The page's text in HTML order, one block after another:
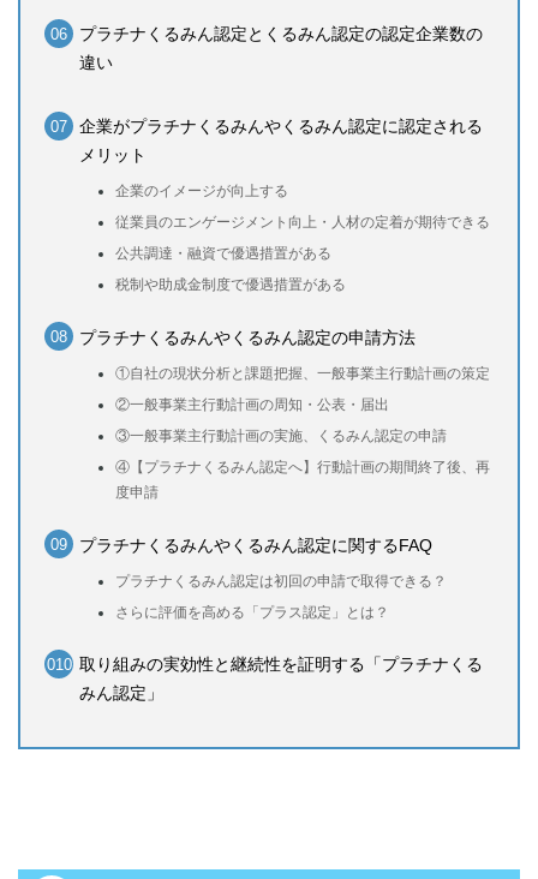
プラチナくるみん認定とくるみん認定の認定企業数の
違い
企業がプラチナくるみんやくるみん認定に認定される
メリット
企業のイメージが向上する
従業員のエンゲージメント向上・人材の定着が期待できる
公共調達・融資で優遇措置がある
税制や助成金制度で優遇措置がある
プラチナくるみんやくるみん認定の申請方法
①自社の現状分析と課題把握、一般事業主行動計画の策定
②一般事業主行動計画の周知・公表・届出
③一般事業主行動計画の実施、くるみん認定の申請
④【プラチナくるみん認定へ】行動計画の期間終了後、再
度申請
プラチナくるみんやくるみん認定に関するFAQ
プラチナくるみん認定は初回の申請で取得できる？
さらに評価を高める「プラス認定」とは？
取り組みの実効性と継続性を証明する「プラチナくる
みん認定」